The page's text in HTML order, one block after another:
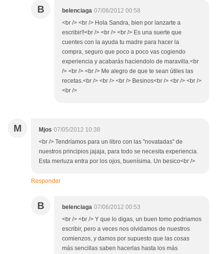
B belenciaga 07/06/2012 00:58
<br /> <br /> Hola Sandra, bien por lanzarte a
escribir!!<br /> <br /> <br /> Es una suerte que
cuentes con la ayuda tu madre para hacer la
compra, seguro que poco a poco vas cogiendo
experiencia y acabarás haciendolo de maravilla.<br
/> <br /> <br /> Me alegro de que te sean útiles las
recetas.<br /> <br /> <br /> Besinos<br /> <br /> <br />
<br />
M Mjos 07/05/2012 10:38
<br /> Tendríamos para un libro con las "novatadas" de
nuestros principios jajaja, para todo se necesita experiencia.
Esta merluza entra por los ojos, buenísima. Un besico<br />
Responder
B belenciaga 07/06/2012 00:53
<br /> <br /> Y que lo digas, un buen tomo podriamos
escribir, pero a veces nos olvidamos de nuestros
comienzos, y damos por supuesto que las cosas
más sencillas saben hacerlas hasta los más